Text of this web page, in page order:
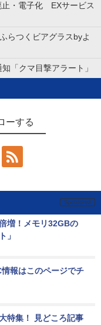
止・電子化 EXサービス
らつくビアグラスbyよ
「クマ目撃アラート」
ーする
増！メモリ32GBの
」
報はこのページでチ
特集！ 見どころ記事